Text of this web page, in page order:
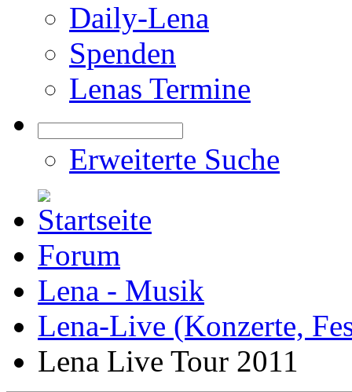
Daily-Lena
Spenden
Lenas Termine
Erweiterte Suche
Forum
Lena - Musik
Lena-Live (Konzerte,
Lena Live Tour 2011